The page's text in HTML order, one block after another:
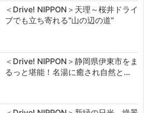
＜Drive! NIPPON＞天理～桜井ドライ
ブでも立ち寄れる“山の辺の道”
＜Drive! NIPPON＞静岡県伊東市をま
るっと堪能！名湯に癒され自然と…